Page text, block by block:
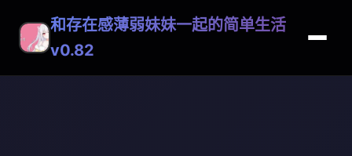
和存在感薄弱妹妹一起的简单生活
v0.82